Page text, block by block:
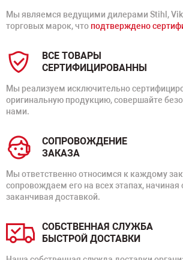
Мы являемся ведущими дилерами Stihl,
торговых марок, что подтверждено
ВСЕ ТОВАРЫ
СЕРТИФИЦИРОВАННЫ
Мы реализуем исключительно
оригинальную продукцию, совершайте
нами.
СОПРОВОЖДЕНИЕ
ЗАКАЗА
Мы ответственно относимся к каждому
сопровождаем его на всех этапах,
заканчивая доставкой.
СОБСТВЕННАЯ СЛУЖБА
БЫСТРОЙ ДОСТАВКИ